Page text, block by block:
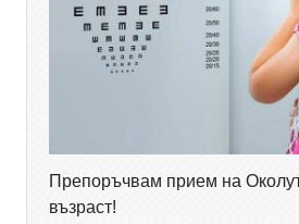
Препоръчвам прием на Околут
възраст!